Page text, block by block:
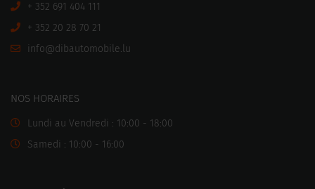
+ 352 691 404 111
+ 352 20 28 70 21
ul.elibo
motuabid@of
ni
NOS HORAIRES
Lundi au Vendredi : 10:00 - 18:00
Samedi : 10:00 - 16:00